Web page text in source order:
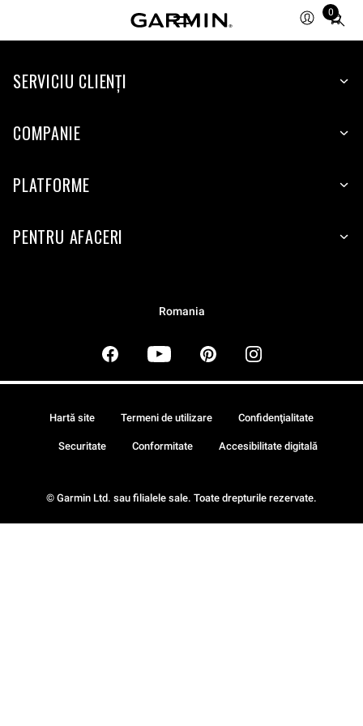
0
Total
items
cart:
SERVICIU CLIENŢI
COMPANIE
PLATFORME
PENTRU AFACERI
Romania
© Garmin Ltd. sau filialele sale. Toate drepturile rezervate.
Hartă site Termeni de utilizare Confidenţialitate
Securitate Conformitate Accesibilitate digitală